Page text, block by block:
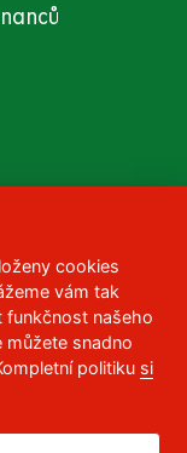
95
466 036 113
cookies
vám tak
funkčnost našeho
můžete snadno
politiku si